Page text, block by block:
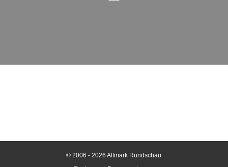
© 2006 - 2026 Altmark Rundschau